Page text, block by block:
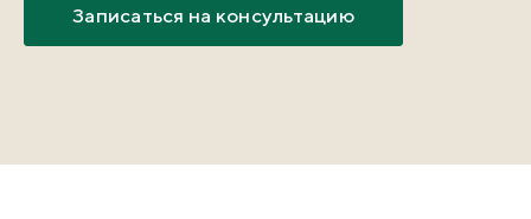
Записаться на консультацию